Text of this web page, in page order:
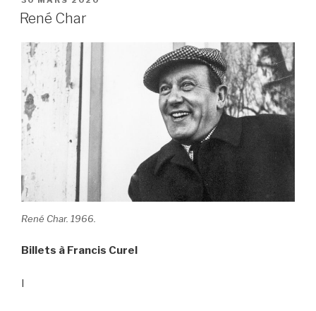
e
o
o
k
er
er
LE
René Char
René Char. 1966.
Billets à Francis Curel
I